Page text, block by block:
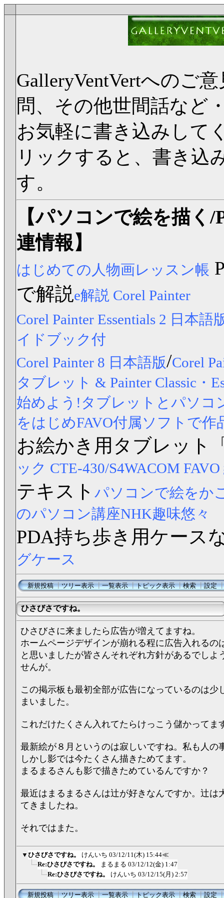
GalleryVentVertへのご
問、その他世間話など
お気軽に書き込みして
リックすると、書き込
す。
【パソコンで絵を描く
連情報】
はじめての人物画レッスン帳
で解説e解説 Corel Painter
Corel Painter Essentials 2 日本語
イドブック付
Corel Painter 8 日本語版/Corel
タブレット & Painter Classic・
始めよう!タブレットとパソコ
をはじめFAVO付属ソフトで作
お絵かき用タブレット
ック CTE-430/S4WACOM
テキスト パソコンで絵をか
のパソコン講座NHK趣味悠々
PDA持ち歩き用ケース
グケース
新規投稿┃ツリー表示┃一覧表示┃トピック表示┃検索┃設定
ひさびさですね。
ひさびさに来ましたら広告が増えてますね。
ホームページデザインが崩れる程に広告入れるの
と思いましたが皆さんそれぞれ方針があるでしよ
せんが。
この掲示板も最初全部が広告になっているのは少
まいました。
これだけたくさん入れてたらけっこう儲かってま
最新絵が８月というのは寂しいですね。私も人の
しかし影では今たくさん描きためてます。
まるまるさんも影で描きためているんですか？
最近はまるまるさんは辻が好きなんですか。辻は
てきましたね。
それではまた。
▼ ひさびさですね。 けんいち 03/12/11(木) 15:44≪
Re:ひさびさですね。
まるまる 03/12/12(金) 1:47
Re:ひさびさですね。
けんいち 03/12/15(月) 2:57
新規投稿┃ツリー表示┃一覧表示┃トピック表示┃検索┃設定